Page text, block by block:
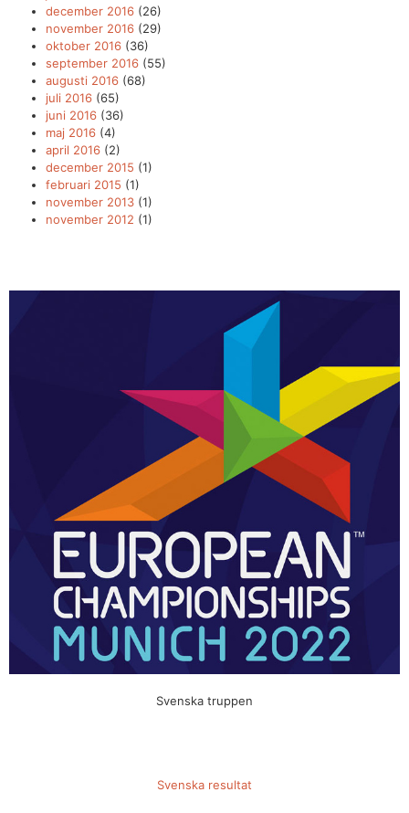
december 2016 (26)
november 2016 (29)
oktober 2016 (36)
september 2016 (55)
augusti 2016 (68)
juli 2016 (65)
juni 2016 (36)
maj 2016 (4)
april 2016 (2)
december 2015 (1)
februari 2015 (1)
november 2013 (1)
november 2012 (1)
Svenska truppen
Svenska resultat